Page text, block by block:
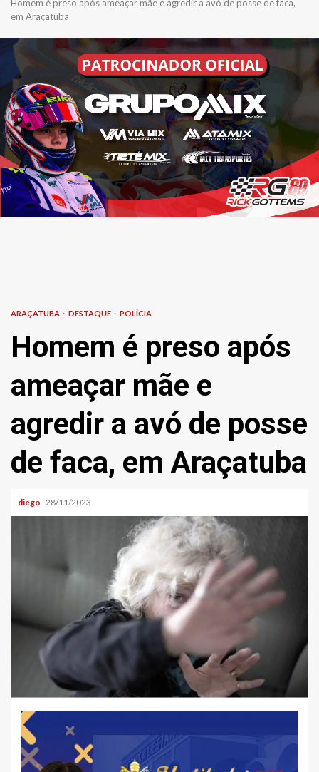
Homem é preso após ameaçar mãe e agredir a avó de posse de faca,
em Araçatuba
ARAÇATUBA DESTAQUE POLÍCIA
Homem é preso após
ameaçar mãe e
agredir a avó de posse
de faca, em Araçatuba
diego 28/11/2023